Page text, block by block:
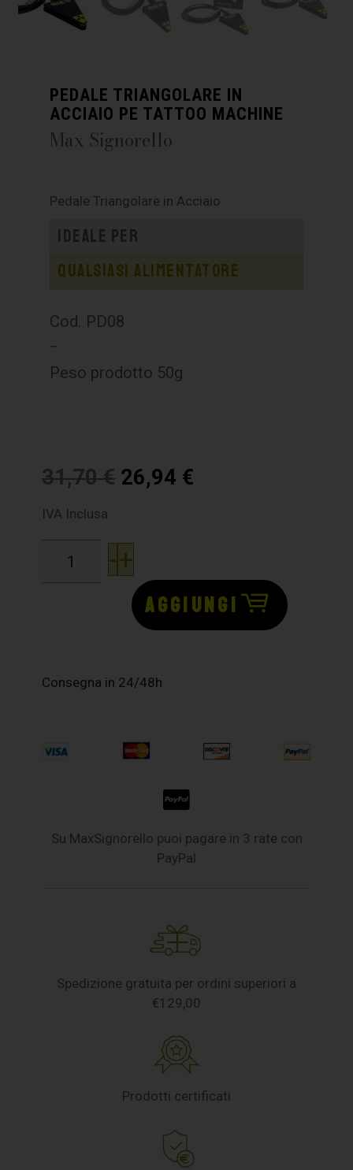
PEDALE TRIANGOLARE IN
ACCIAIO PE TATTOO MACHINE
Max Signorello
Pedale Triangolare in Acciaio
Ideale per
Qualsiasi alimentatore
Cod. PD08
–
Peso prodotto 50g
31,70€ 26,94 €
IVA Inclusa
-+
AGGIUNGI
Consegna in 24/48h
Su MaxSignorello puoi pagare in 3 rate con
PayPal
Spedizione gratuita per ordini superiori a
€129,00
Prodotti certificati